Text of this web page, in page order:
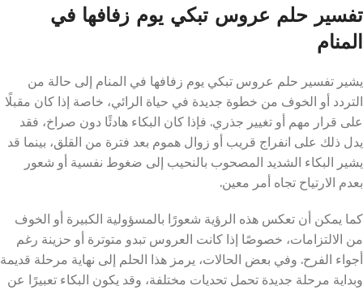
تفسير حلم عروس تبكي يوم زفافها في
المنام
يشير تفسير حلم عروس تبكي يوم زفافها في المنام إلى حالة من
التردد أو الخوف من خطوة جديدة في حياة الرائي، خاصة إذا كان مقبلًا
على قرار مهم أو تغيير جذري. فإذا كان البكاء هادئًا دون صراخ، فقد
يدل ذلك على انفراج قريب أو زوال هموم بعد فترة من القلق، بينما قد
يشير البكاء الشديد المصحوب بالنحيب إلى ضغوط نفسية أو شعور
بعدم الارتياح تجاه أمر معين.
كما يمكن أن تعكس هذه الرؤية شعورًا بالمسؤولية الكبيرة أو الخوف
من الالتزامات، خصوصًا إذا كانت العروس تبدو متوترة أو حزينة رغم
أجواء الفرح. وفي بعض الحالات، يرمز هذا الحلم إلى نهاية مرحلة قديمة
وبداية مرحلة جديدة تحمل تحديات مختلفة، وقد يكون البكاء تعبيرًا عن